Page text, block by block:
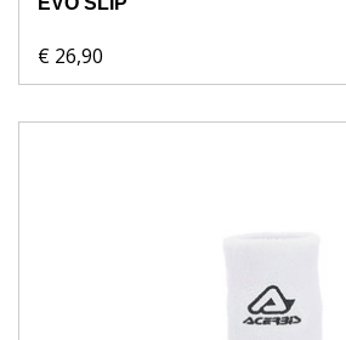
€ 26,90